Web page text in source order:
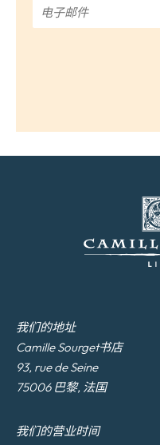
电
子
我们的地址
Camille Sourget书店
93, rue de Seine
75006 巴黎, 法国
我们的营业时间